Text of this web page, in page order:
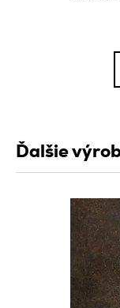
Ďalšie